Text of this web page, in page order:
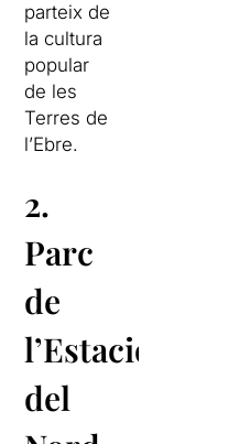
parteix de
la cultura
popular
de les
Terres de
l’Ebre.
2.
Parc
de
l’Estació
del